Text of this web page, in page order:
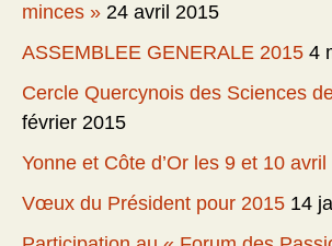
minces » 24 avril 2015
ASSEMBLEE GENERALE 2015 4
Cercle Quercynois des Sciences
février 2015
Yonne et Côte d’Or les 9 et 10 avril
Vœux du Président pour 2015 14